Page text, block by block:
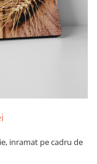
inramat pe cadru de